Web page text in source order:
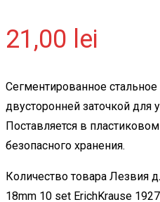
21,00 lei
Сегментированное
двусторонней заточкой для
Поставляется в
безопасного хранения.
Количество товара Лезвия
18mm 10 set ErichKrause